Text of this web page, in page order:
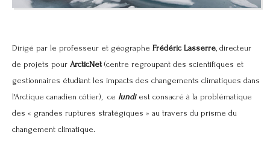
Dirigé par le professeur et géographe Frédéric Lasserre, directeur
de projets pour ArcticNet(centre regroupant des scientifiques et
gestionnaires étudiant les impacts des changements climatiques dans
l'Arctique canadien côtier), ce lundiest consacré à la problématique
des « grandes ruptures stratégiques » au travers du prisme du
changement climatique.